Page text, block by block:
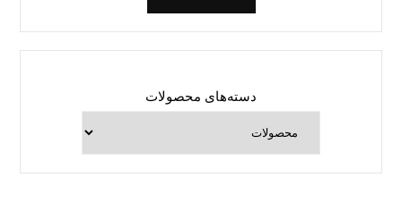
دسته‌های محصولات